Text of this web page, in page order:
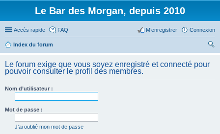
Le Bar des Morgan, depuis 2010
Accès rapide FAQ Connexion
M’enregistrer
Index du forum
her
ch
Le forum exige que vous soyez enregistré et connecté pour
pouvoir consulter le profil des membres.
Nom d’utilisateur :
Mot de passe :
J’ai oublié mon mot de passe